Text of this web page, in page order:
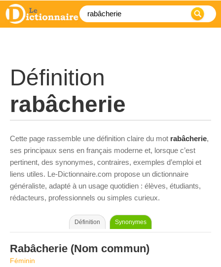
Définition
rabâcherie
Cette page rassemble une définition claire du mot rabâcherie,
ses principaux sens en français moderne et, lorsque c’est
pertinent, des synonymes, contraires, exemples d’emploi et
liens utiles. Le-Dictionnaire.com propose un dictionnaire
généraliste, adapté à un usage quotidien : élèves, étudiants,
rédacteurs, professionnels ou simples curieux.
Définition Synonymes
Rabâcherie (Nom commun)
Féminin